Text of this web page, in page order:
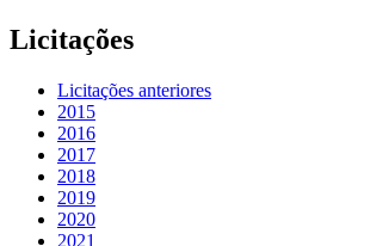
Licitações
Licitações anteriores
2015
2016
2017
2018
2019
2020
2021